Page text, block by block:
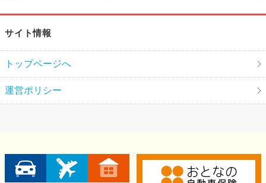
サイト情報
トップページへ
運営ポリシー